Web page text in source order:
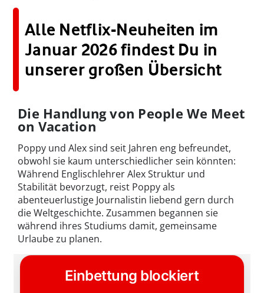
Alle Netflix-Neuheiten im
Januar 2026 findest Du in
unserer großen Übersicht
Die Handlung von People We Meet
on Vacation
Poppy und Alex sind seit Jahren eng befreundet,
obwohl sie kaum unterschiedlicher sein könnten:
Während Englischlehrer Alex Struktur und
Stabilität bevorzugt, reist Poppy als
abenteuerlustige Journalistin liebend gern durch
die Weltgeschichte. Zusammen begannen sie
während ihres Studiums damit, gemeinsame
Urlaube zu planen.